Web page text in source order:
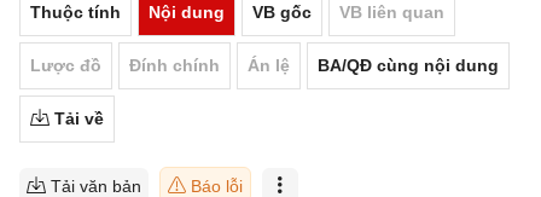
Thuộc tính Nội dung VB gốc VB liên quan
Lược đồ Đính chính Án lệ BA/QĐ cùng nội dung
Tải về
Tải văn bản Báo lỗi